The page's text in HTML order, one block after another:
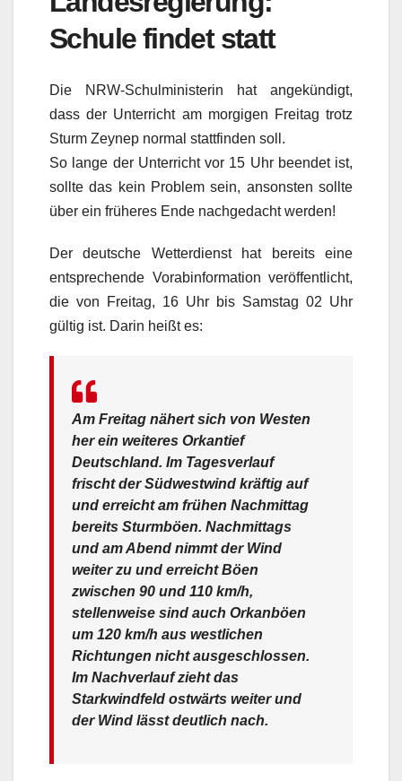
Schule findet statt
Die NRW-Schulministerin hat angekündigt,
dass der Unterricht am morgigen Freitag trotz
Sturm Zeynep normal stattfinden soll.
So lange der Unterricht vor 15 Uhr beendet ist,
sollte das kein Problem sein, ansonsten sollte
über ein früheres Ende nachgedacht werden!
Der deutsche Wetterdienst hat bereits eine
entsprechende Vorabinformation veröffentlicht,
die von Freitag, 16 Uhr bis Samstag 02 Uhr
gültig ist. Darin heißt es:
Am Freitag nähert sich von Westen
her ein weiteres Orkantief
Deutschland. Im Tagesverlauf
frischt der Südwestwind kräftig auf
und erreicht am frühen Nachmittag
bereits Sturmböen. Nachmittags
und am Abend nimmt der Wind
weiter zu und erreicht Böen
zwischen 90 und 110 km/h,
stellenweise sind auch Orkanböen
um 120 km/h aus westlichen
Richtungen nicht ausgeschlossen.
Im Nachverlauf zieht das
Starkwindfeld ostwärts weiter und
der Wind lässt deutlich nach.